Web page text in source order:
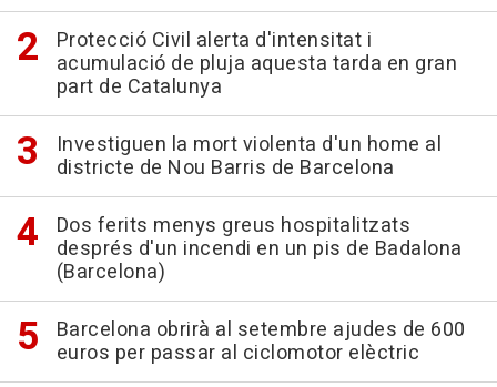
Protecció Civil alerta d'intensitat i
acumulació de pluja aquesta tarda en gran
part de Catalunya
Investiguen la mort violenta d'un home al
districte de Nou Barris de Barcelona
Dos ferits menys greus hospitalitzats
després d'un incendi en un pis de Badalona
(Barcelona)
Barcelona obrirà al setembre ajudes de 600
euros per passar al ciclomotor elèctric